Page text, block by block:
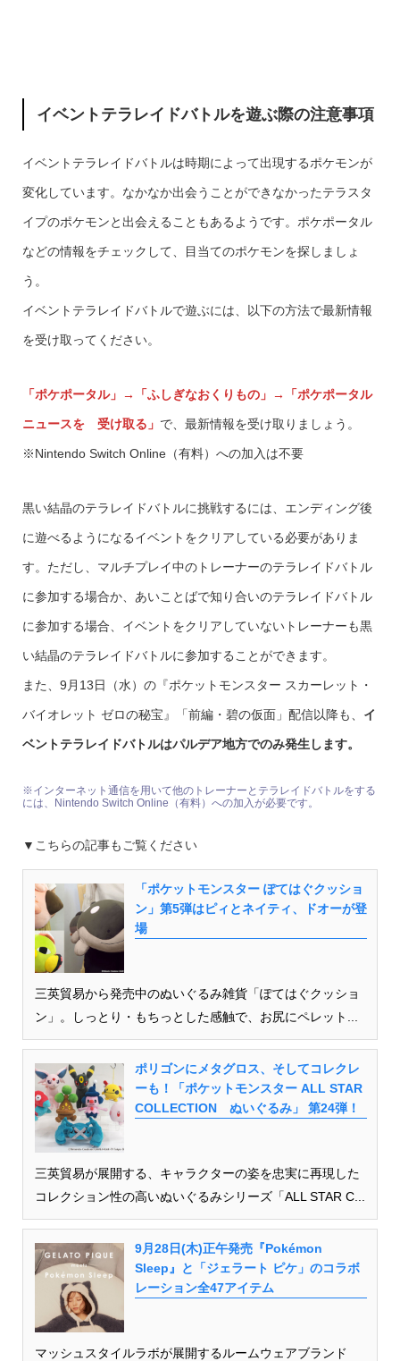
イベントテラレイドバトルを遊ぶ際の注意事項
イベントテラレイドバトルは時期によって出現するポケモンが
変化しています。なかなか出会うことができなかったテラスタ
イプのポケモンと出会えることもあるようです。ポケポータル
などの情報をチェックして、目当てのポケモンを探しましょ
う。
イベントテラレイドバトルで遊ぶには、以下の方法で最新情報
を受け取ってください。
「ポケポータル」→「ふしぎなおくりもの」→「ポケポータル
ニュースを 受け取る」 で、最新情報を受け取りましょう。
※Nintendo Switch Online（有料）への加入は不要
黒い結晶のテラレイドバトルに挑戦するには、エンディング後
に遊べるようになるイベントをクリアしている必要がありま
す。ただし、マルチプレイ中のトレーナーのテラレイドバトル
に参加する場合か、あいことばで知り合いのテラレイドバトル
に参加する場合、イベントをクリアしていないトレーナーも黒
い結晶のテラレイドバトルに参加することができます。
また、9月13日（水）の『ポケットモンスター スカーレット・
バイオレット ゼロの秘宝』「前編・碧の仮面」配信以降も、 イ
ベントテラレイドバトルはパルデア地方でのみ発生します。
※インターネット通信を用いて他のトレーナーとテラレイドバトルをする
には、Nintendo Switch Online（有料）への加入が必要です。
▼こちらの記事もご覧ください
「ポケットモンスター ぽてはぐクッショ
ン」第5弾はピィとネイティ、ドオーが登
場
三英貿易から発売中のぬいぐるみ雑貨「ぽてはぐクッショ
ン」。しっとり・もちっとした感触で、お尻にペレット...
ポリゴンにメタグロス、そしてコレクレ
ーも！「ポケットモンスター ALL STAR
COLLECTION ぬいぐるみ」 第24弾！
三英貿易が展開する、キャラクターの姿を忠実に再現した
コレクション性の高いぬいぐるみシリーズ「ALL STAR C...
9月28日(木)正午発売『Pokémon
Sleep』と「ジェラート ピケ」のコラボ
レーション全47アイテム
マッシュスタイルラボが展開するルームウェアブランド